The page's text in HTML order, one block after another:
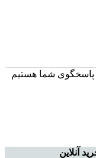
آنلاین